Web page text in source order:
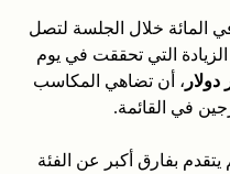
ثروة ماسك بأكثر من 10 في المائة خلال الجلسة لتصل
التي تحققت في يوم
، أن تضاهي المكاسب
يتقدم بفارق أكبر عن الفئة